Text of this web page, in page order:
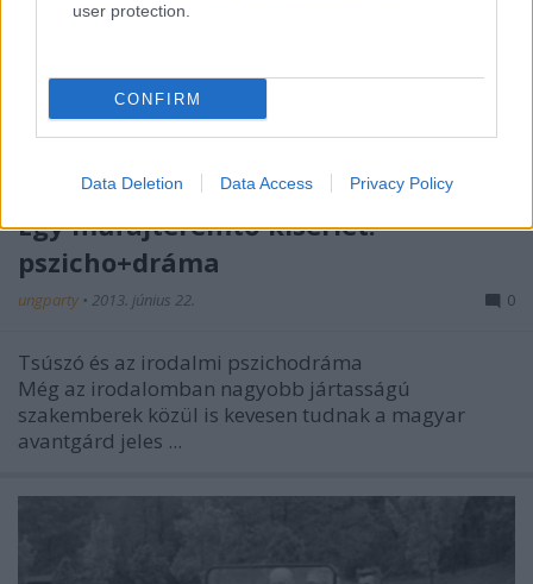
user protection.
CONFIRM
Data Deletion Data Access Privacy Policy
Egy műfajteremtő kísérlet:
pszicho+dráma
ungparty • 2013. június 22. 0
Tsúszó és az irodalmi pszichodráma
Még az irodalomban nagyobb jártasságú
szakemberek közül is kevesen tudnak a magyar
avantgárd jeles ...